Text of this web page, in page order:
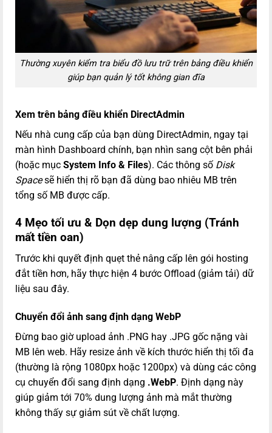
Thường xuyên kiểm tra biểu đồ lưu trữ trên bảng điều khiển
giúp bạn quản lý tốt không gian đĩa
Xem trên bảng điều khiển DirectAdmin
Nếu nhà cung cấp của bạn dùng DirectAdmin, ngay tại
màn hình Dashboard chính, bạn nhìn sang cột bên phải
(hoặc mục System Info & Files). Các thông số Disk
Spacesẽ hiển thị rõ bạn đã dùng bao nhiêu MB trên
tổng số MB được cấp.
4 Mẹo tối ưu & Dọn dẹp dung lượng (Tránh
mất tiền oan)
Trước khi quyết định quẹt thẻ nâng cấp lên gói hosting
đắt tiền hơn, hãy thực hiện 4 bước Offload (giảm tải) dữ
liệu sau đây.
Chuyển đổi ảnh sang định dạng WebP
Đừng bao giờ upload ảnh .PNG hay .JPG gốc nặng vài
MB lên web. Hãy resize ảnh về kích thước hiển thị tối đa
(thường là rộng 1080px hoặc 1200px) và dùng các công
cụ chuyển đổi sang định dạng .WebP. Định dạng này
giúp giảm tới 70% dung lượng ảnh mà mắt thường
không thấy sự giảm sút về chất lượng.